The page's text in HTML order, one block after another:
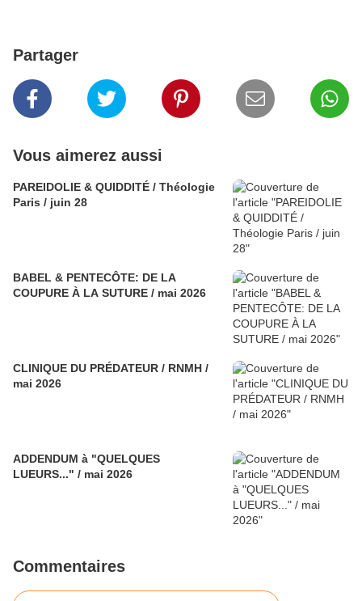
Partager
Vous aimerez aussi
PAREIDOLIE & QUIDDITÉ / Théologie
Paris / juin 28
BABEL & PENTECÔTE: DE LA
COUPURE À LA SUTURE / mai 2026
CLINIQUE DU PRÉDATEUR / RNMH /
mai 2026
ADDENDUM à "QUELQUES
LUEURS..." / mai 2026
Commentaires